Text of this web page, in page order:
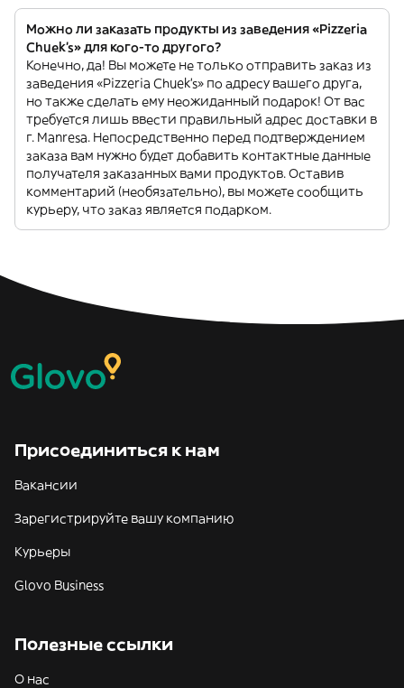
Можно ли заказать продукты из заведения «Pizzeria
Chuek's» для кого-то другого?
Конечно, да! Вы можете не только отправить заказ из
заведения «Pizzeria Chuek's» по адресу вашего друга,
но также сделать ему неожиданный подарок! От вас
требуется лишь ввести правильный адрес доставки в
г. Manresa. Непосредственно перед подтверждением
заказа вам нужно будет добавить контактные данные
получателя заказанных вами продуктов. Оставив
комментарий (необязательно), вы можете сообщить
курьеру, что заказ является подарком.
Присоединиться к нам
Вакансии
Зарегистрируйте вашу компанию
Курьеры
Glovo Business
Полезные ссылки
О нас